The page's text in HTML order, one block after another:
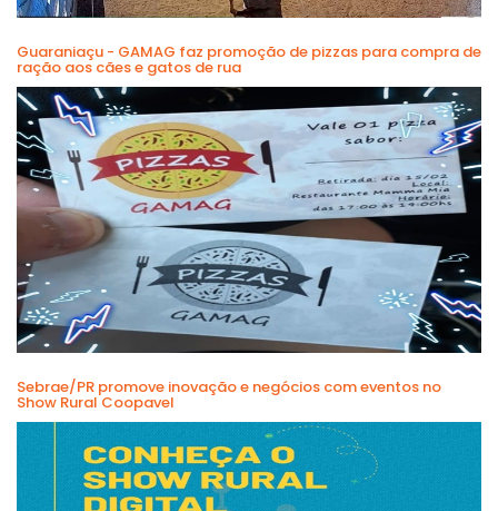
Guaraniaçu - GAMAG faz promoção de pizzas para compra de
ração aos cães e gatos de rua
Sebrae/PR promove inovação e negócios com eventos no
Show Rural Coopavel